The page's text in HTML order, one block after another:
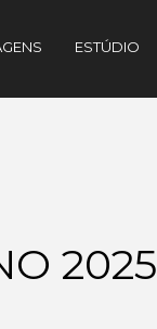
ESTÚDIO
2025